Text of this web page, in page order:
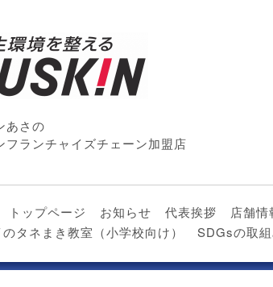
あさの
フランチャイズチェーン加盟店
トップページ お知らせ 代表挨拶 店舗情
タネまき教室（小学校向け）
SDGsの取